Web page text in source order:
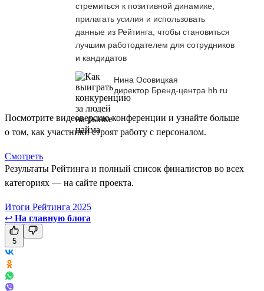
стремиться к позитивной динамике,
прилагать усилия и использовать
данные из Рейтинга, чтобы становиться
лучшим работодателем для сотрудников
и кандидатов
Нина Осовицкая
директор Бренд-центра hh.ru
Посмотрите видеоверсию конференции и узнайте больше
о том, как участники строят работу с персоналом.
Смотреть
Результаты Рейтинга и полный список финалистов во всех
категориях — на сайте проекта.
Итоги Рейтинга 2025
↩ На главную блога
5